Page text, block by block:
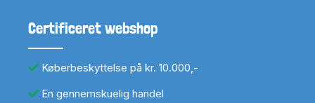
Certificeret webshop
Køberbeskyttelse på kr. 10.000,-
En gennemskuelig handel